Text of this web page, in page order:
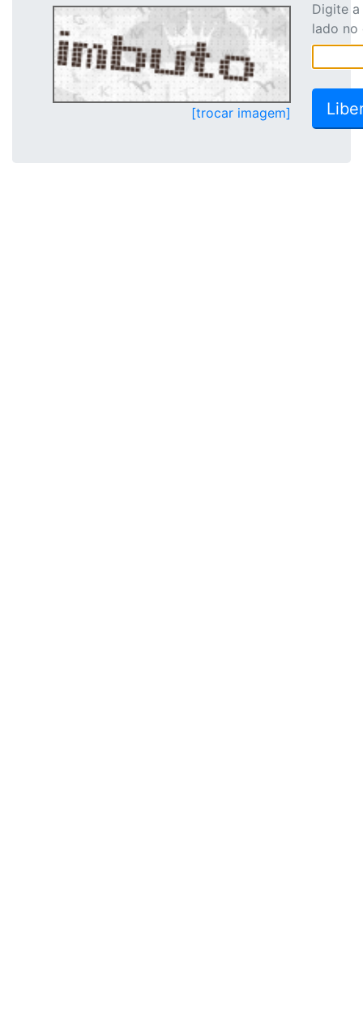
[trocar imagem]
Digite
lado no